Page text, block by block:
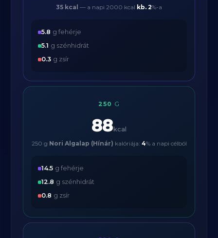
35 kcal — a napi 2000 kcal kb. 2%-a
5.8 g fehérje
5.1 g szénhidrát
0.3 g zsír
250 G
88 kcal
250 g Nori Algalap (Hínár) kalóriája: 4% a napi célból
14.5 g fehérje
12.8 g szénhidrát
0.8 g zsír